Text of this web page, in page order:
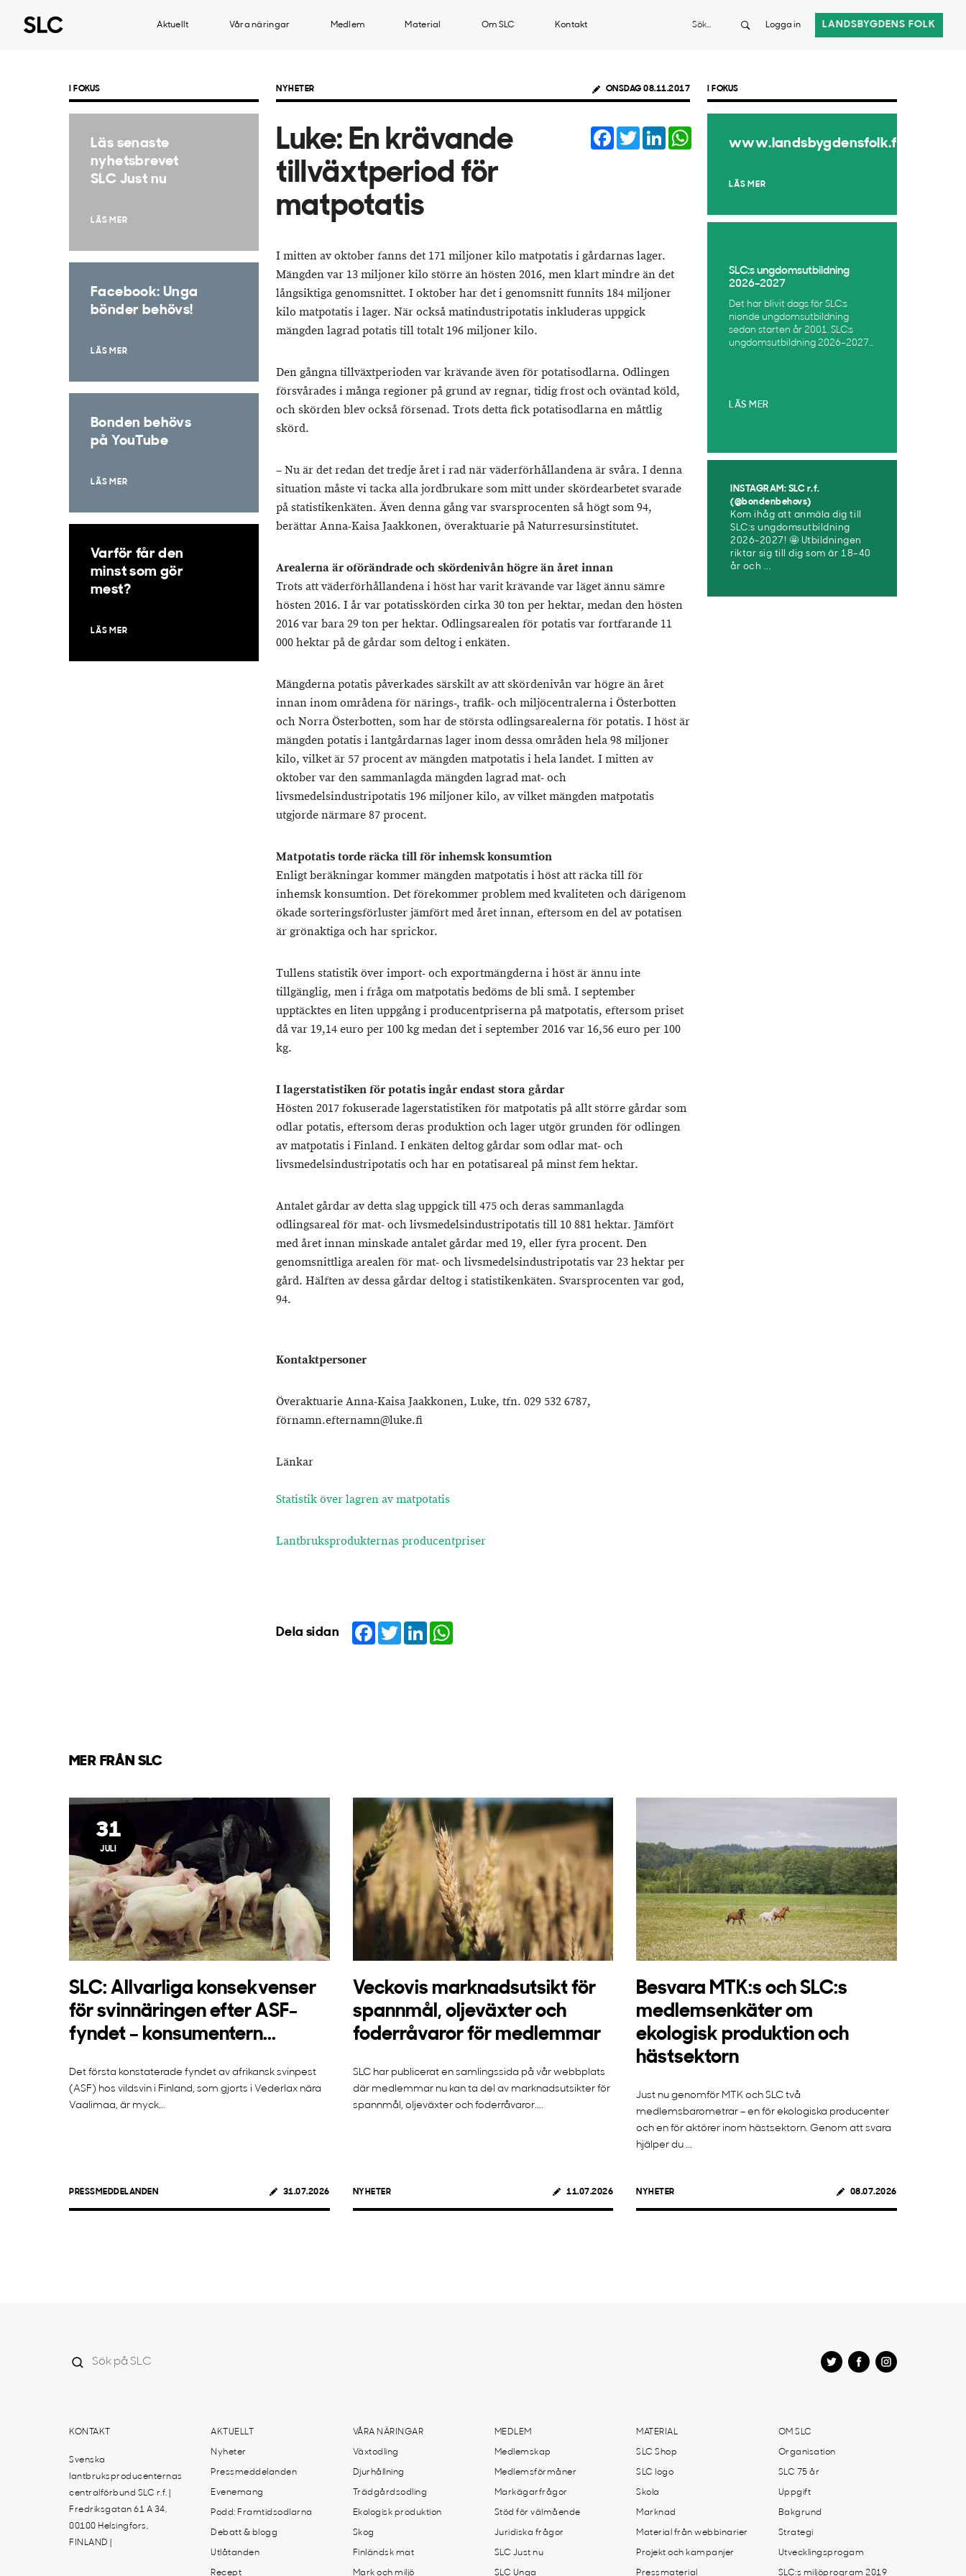
Aktuellt Våra näringar Medlem Material Om SLC Kontakt Sök Logga in LANDSBYGDENS FOLK
NYHETER ONSDAG 08.11.2017
Luke: En krävande
tillväxtperiod för
matpotatis
Facebook
TwitterLinkedIn
I mitten av oktober fanns det 171 miljoner kilo matpotatis i gårdarnas lager.
Mängden var 13 miljoner kilo större än hösten 2016, men klart mindre än det
långsiktiga genomsnittet. I oktober har det i genomsnitt funnits 184 miljoner
kilo matpotatis i lager. När också matindustripotatis inkluderas uppgick
mängden lagrad potatis till totalt 196 miljoner kilo.
Den gångna tillväxtperioden var krävande även för potatisodlarna. Odlingen
försvårades i många regioner på grund av regnar, tidig frost och oväntad köld,
och skörden blev också försenad. Trots detta fick potatisodlarna en måttlig
skörd.
– Nu är det redan det tredje året i rad när väderförhållandena är svåra. I denna
situation måste vi tacka alla jordbrukare som mitt under skördearbetet svarade
på statistikenkäten. Även denna gång var svarsprocenten så högt som 94,
berättar Anna-Kaisa Jaakkonen, överaktuarie på Naturresursinstitutet.
Arealerna är oförändrade och skördenivån högre än året innan
Trots att väderförhållandena i höst har varit krävande var läget ännu sämre
hösten 2016. I år var potatisskörden cirka 30 ton per hektar, medan den hösten
2016 var bara 29 ton per hektar. Odlingsarealen för potatis var fortfarande 11
000 hektar på de gårdar som deltog i enkäten.
Mängderna potatis påverkades särskilt av att skördenivån var högre än året
innan inom områdena för närings-, trafik- och miljöcentralerna i Österbotten
och Norra Österbotten, som har de största odlingsarealerna för potatis. I höst är
mängden potatis i lantgårdarnas lager inom dessa områden hela 98 miljoner
kilo, vilket är 57 procent av mängden matpotatis i hela landet. I mitten av
oktober var den sammanlagda mängden lagrad mat- och
livsmedelsindustripotatis 196 miljoner kilo, av vilket mängden matpotatis
utgjorde närmare 87 procent.
Matpotatis torde räcka till för inhemsk konsumtion
Enligt beräkningar kommer mängden matpotatis i höst att räcka till för
inhemsk konsumtion. Det förekommer problem med kvaliteten och därigenom
ökade sorteringsförluster jämfört med året innan, eftersom en del av potatisen
är grönaktiga och har sprickor.
Tullens statistik över import- och exportmängderna i höst är ännu inte
tillgänglig, men i fråga om matpotatis bedöms de bli små. I september
upptäcktes en liten uppgång i producentpriserna på matpotatis, eftersom priset
då var 19,14 euro per 100 kg medan det i september 2016 var 16,56 euro per 100
kg.
I lagerstatistiken för potatis ingår endast stora gårdar
Hösten 2017 fokuserade lagerstatistiken för matpotatis på allt större gårdar som
odlar potatis, eftersom deras produktion och lager utgör grunden för odlingen
av matpotatis i Finland. I enkäten deltog gårdar som odlar mat- och
livsmedelsindustripotatis och har en potatisareal på minst fem hektar.
Antalet gårdar av detta slag uppgick till 475 och deras sammanlagda
odlingsareal för mat- och livsmedelsindustripotatis till 10 881 hektar. Jämfört
med året innan minskade antalet gårdar med 19, eller fyra procent. Den
genomsnittliga arealen för mat- och livsmedelsindustripotatis var 23 hektar per
gård. Hälften av dessa gårdar deltog i statistikenkäten. Svarsprocenten var god,
94.
Kontaktpersoner
Överaktuarie Anna-Kaisa Jaakkonen, Luke, tfn. 029 532 6787,
förnamn.efternamn@luke.fi
Länkar
Statistik över lagren av matpotatis
Lantbruksprodukternas producentpriser
Dela sidan Facebook
TwitterLinkedIn
I FOKUS
Läs senaste
nyhetsbrevet
SLC Just nu
LÄS MER
Facebook: Unga
bönder behövs!
LÄS MER
Bonden behövs
på YouTube
LÄS MER
Varför får den
minst som gör
mest?
LÄS MER
I FOKUS
www.landsbygdensfolk.fi
LÄS MER
SLC:s ungdomsutbildning
2026–2027
Det har blivit dags för SLC:s
nionde ungdomsutbildning
sedan starten år 2001. SLC:s
ungdomsutbildning 2026–2027...
LÄS MER
INSTAGRAM: SLC r.f.
(@bondenbehovs)
Kom ihåg att anmäla dig till
SLC:s ungdomsutbildning
2026-2027! 🤩 Utbildningen
riktar sig till dig som är 18–40
år och ...
MER FRÅN SLC
31
JULI
SLC: Allvarliga konsekvenser
för svinnäringen efter ASF-
fyndet – konsumentern...
Det första konstaterade fyndet av afrikansk svinpest
(ASF) hos vildsvin i Finland, som gjorts i Vederlax nära
Vaalimaa, är myck...
PRESSMEDDELANDEN 31.07.2026
Veckovis marknadsutsikt för
spannmål, oljeväxter och
foderråvaror för medlemmar
SLC har publicerat en samlingssida på vår webbplats
där medlemmar nu kan ta del av marknadsutsikter för
spannmål, oljeväxter och foderråvaror....
NYHETER 11.07.2026
Besvara MTK:s och SLC:s
medlemsenkäter om
ekologisk produktion och
hästsektorn
Just nu genomför MTK och SLC två
medlemsbarometrar – en för ekologiska producenter
och en för aktörer inom hästsektorn. Genom att svara
hjälper du ...
NYHETER 08.07.2026
KONTAKT
Svenska
lantbruksproducenternas
centralförbund SLC r.f. |
Fredriksgatan 61 A 34,
00100 Helsingfors,
FINLAND |
AKTUELLT
Nyheter
Pressmeddelanden
Evenemang
Podd: Framtidsodlarna
Debatt & blogg
Utlåtanden
Recept
VÅRA NÄRINGAR
Växtodling
Djurhållning
Trädgårdsodling
Ekologisk produktion
Skog
Finländsk mat
Mark och miljö
MEDLEM
Medlemskap
Medlemsförmåner
Markägarfrågor
Stöd för välmående
Juridiska frågor
SLC Just nu
SLC Unga
MATERIAL
SLC Shop
SLC logo
Skola
Marknad
Material från webbinarier
Projekt och kampanjer
Pressmaterial
OM SLC
Organisation
SLC 75 år
Uppgift
Bakgrund
Strategi
Utvecklingsprogam
SLC:s miljöprogram 2019